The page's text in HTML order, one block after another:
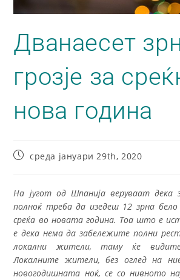
Дванаесет
грозје за
нова година
среда јануари 29th, 2020
На југот од Шпанија веруваат дека
полноќ треба да изедеш 12 зрна
среќа во новата година. Тоа што е
е дека нема да забележите полни
локални жители, таму ќе
Локалните жители, без оглед на
новогодишната ноќ, се со нивното